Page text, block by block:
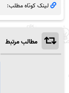
لینک کوتاه مطلب:
مطالب مرتبط